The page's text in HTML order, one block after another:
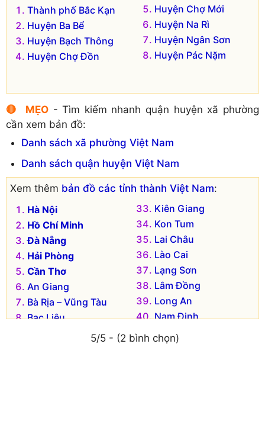
Thành phố Bắc Kạn
Huyện Ba Bể
Huyện Bạch Thông
Huyện Chợ Đồn
Huyện Chợ Mới
Huyện Na Rì
Huyện Ngân Sơn
Huyện Pác Nặm
🔴 MẸO- Tìm kiếm nhanh quận huyện xã phường
cần xem bản đồ:
Danh sách xã phường Việt Nam
Danh sách quận huyện Việt Nam
Xem thêm bản đồ các tỉnh thành Việt Nam:
Hà Nội
Hồ Chí Minh
Đà Nẵng
Hải Phòng
Cần Thơ
An Giang
Bà Rịa – Vũng Tàu
Bạc Liêu
Kiên Giang
Kon Tum
Lai Châu
Lào Cai
Lạng Sơn
Lâm Đồng
Long An
Nam Định
Nghệ An
Ninh Bình
5/5 - (2 bình chọn)